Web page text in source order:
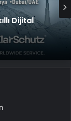
Dijital